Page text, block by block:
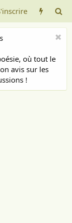
où tout le
avis sur les
!